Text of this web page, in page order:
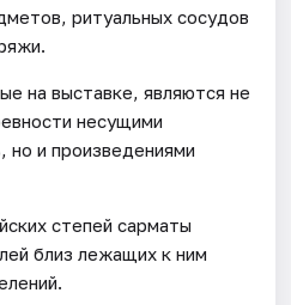
ритуальных сосудов
на выставке, являются не
несущими
но и произведениями
степей сарматы
близ лежащих к ним